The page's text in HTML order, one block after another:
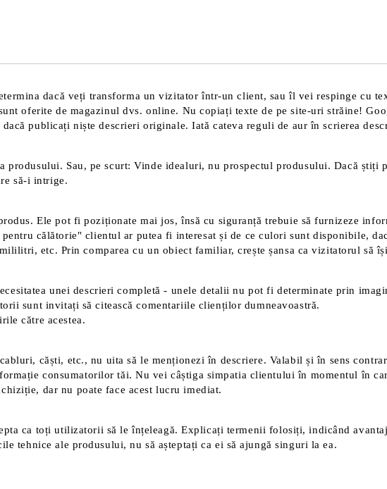
dacă veți transforma un vizitator într-un client, sau îl vei respinge cu
oferite de magazinul dvs. online. Nu copiați texte de pe site-uri străine!
publicați niște descrieri originale. Iată cateva reguli de aur în scrierea
produsului. Sau, pe scurt: Vinde idealuri, nu prospectul produsului. Dacă
să-i intrige.
Ele pot fi poziționate mai jos, însă cu siguranță trebuie să furnizeze
călătorie" clientul ar putea fi interesat și de ce culori sunt disponibile,
etc. Prin comparea cu un obiect familiar, crește șansa ca vizitatorul să
unei descrieri completă - unele detalii nu pot fi determinate prin
sunt invitați să citească comentariile clienților dumneavoastră.
către acestea.
căști, etc., nu uita să le menționezi în descriere. Valabil și în sens
consumatorilor tăi. Nu vei câștiga simpatia clientului în momentul în
dar nu poate face acest lucru imediat.
ca toți utilizatorii să le înțeleagă. Explicați termenii folosiți, indicând
tehnice ale produsului, nu să așteptați ca ei să ajungă singuri la ea.